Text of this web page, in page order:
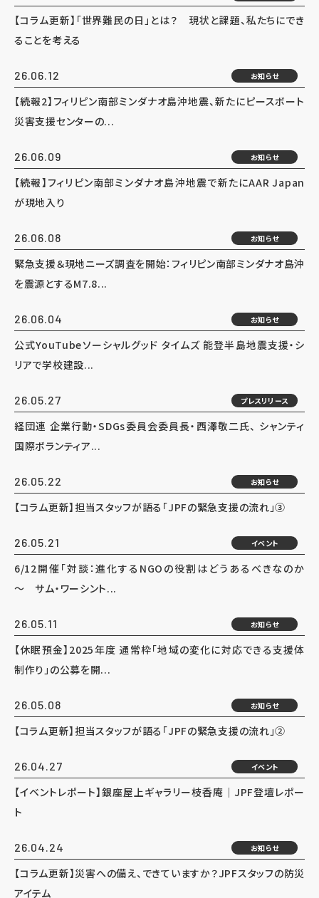
【コラム更新】「世界難民の日」とは？ 現状と課題、私たちにでき
ることを考える
26.06.12 お知らせ
【続報2】フィリピン南部ミンダナオ島沖地震、新たにピースボート
災害支援センターの...
26.06.09 お知らせ
【続報】フィリピン南部ミンダナオ島沖地震で新たにAAR Japan
が現地入り
26.06.08 お知らせ
緊急支援＆現地ニーズ調査を開始：フィリピン南部ミンダナオ島沖
を震源とするM7.8...
26.06.04 お知らせ
公式YouTubeソーシャルグッド タイムズ 能登半島地震支援・シ
リアで学校建設...
26.05.27 プレスリリース
経団連 企業行動・SDGs委員会委員長・西澤敬二氏、 シャンティ
国際ボランティア...
26.05.22 お知らせ
【コラム更新】担当スタッフが語る「JPFの緊急支援の流れ」③
26.05.21 イベント
6/12開催「対談：進化するNGOの役割はどうあるべきなのか
～ サム・ワーシント...
26.05.11 お知らせ
【休眠預金】2025年度 通常枠「地域の変化に対応できる支援体
制作り」の公募を開...
26.05.08 お知らせ
【コラム更新】担当スタッフが語る「JPFの緊急支援の流れ」②
26.04.27 イベント
【イベントレポート】銀座屋上ギャラリー枝香庵｜JPF登壇レポー
ト
26.04.24 お知らせ
【コラム更新】災害への備え、できていますか？JPFスタッフの防災
アイテム